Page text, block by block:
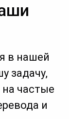
в нашей
задачу,
частые
и